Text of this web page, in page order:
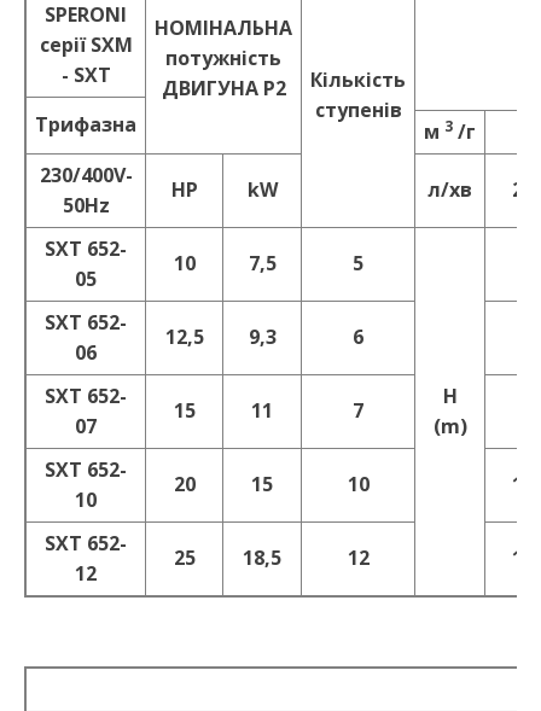
SPERONI
серії SXM
- SXT
НОМІНАЛЬНА
потужність
ДBИГУНА P2
Кількість
ступенів
Трифазна м 3 /г
230/400V-
50Hz
HP kW л/хв
SXT 652-
05
10 7,5 5
H
(m)
SXT 652-
06
12,5 9,3 6
SXT 652-
07
15 11 7
SXT 652-
10
20 15 10
SXT 652-
12
25 18,5 12